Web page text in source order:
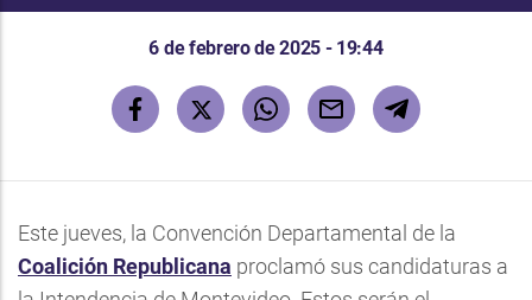
6 de febrero de 2025 - 19:44
Este jueves, la Convención Departamental de la
Coalición Republicana proclamó sus candidaturas a